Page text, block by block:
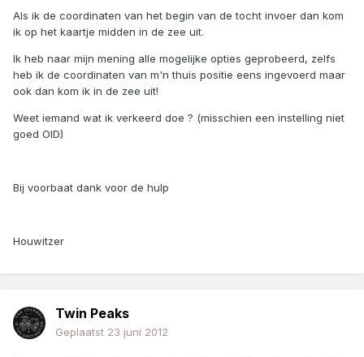
Als ik de coordinaten van het begin van de tocht invoer dan kom
ik op het kaartje midden in de zee uit.
Ik heb naar mijn mening alle mogelijke opties geprobeerd, zelfs
heb ik de coordinaten van m'n thuis positie eens ingevoerd maar
ook dan kom ik in de zee uit!
Weet iemand wat ik verkeerd doe ? (misschien een instelling niet
goed OID)
Bij voorbaat dank voor de hulp
Houwitzer
Twin Peaks
Geplaatst 23 juni 2012